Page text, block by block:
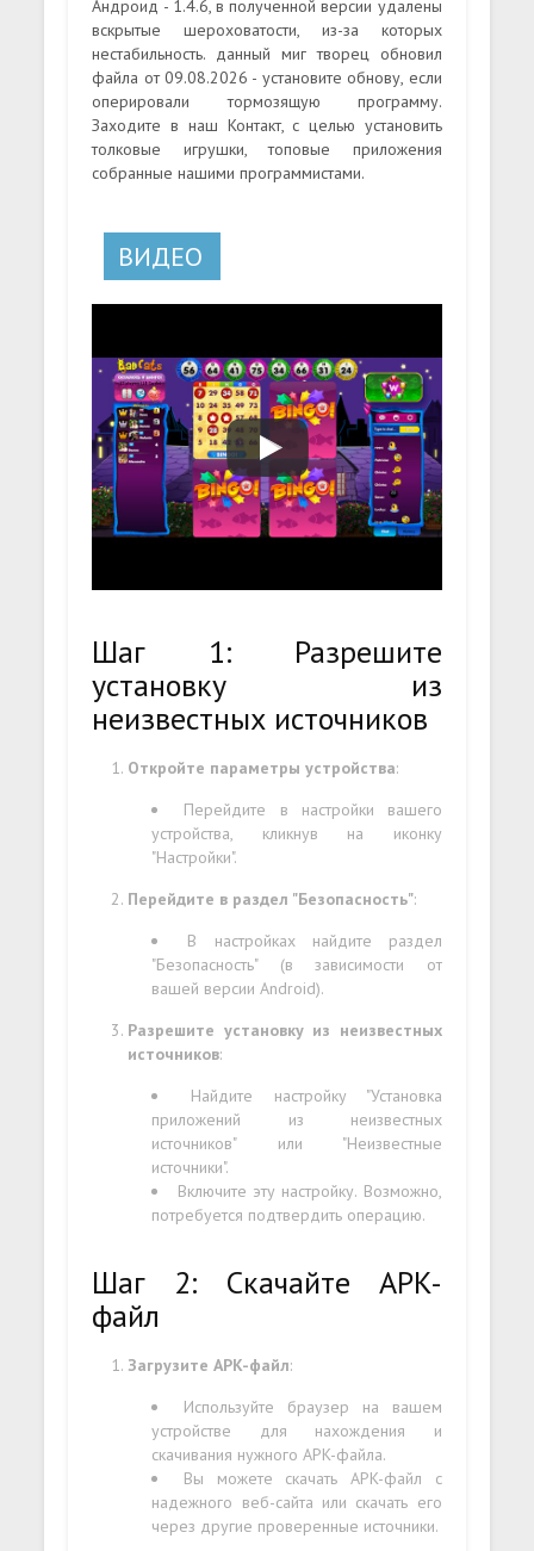
Андроид - 1.4.6, в полученной версии удалены
вскрытые шероховатости, из-за которых
нестабильность. данный миг творец обновил
файла от 09.08.2026 - установите обнову, если
оперировали тормозящую программу.
Заходите в наш Контакт, с целью установить
толковые игрушки, топовые приложения
собранные нашими программистами.
ВИДЕО
Шаг 1: Разрешите
установку из
неизвестных источников
Откройте параметры устройства:
Перейдите в настройки вашего
устройства, кликнув на иконку
"Настройки".
Перейдите в раздел "Безопасность":
В настройках найдите раздел
"Безопасность" (в зависимости от
вашей версии Android).
Разрешите установку из неизвестных
источников:
Найдите настройку "Установка
приложений из неизвестных
источников" или "Неизвестные
источники".
Включите эту настройку. Возможно,
потребуется подтвердить операцию.
Шаг 2: Скачайте APK-
файл
Загрузите APK-файл:
Используйте браузер на вашем
устройстве для нахождения и
скачивания нужного APK-файла.
Вы можете скачать APK-файл с
надежного веб-сайта или скачать его
через другие проверенные источники.